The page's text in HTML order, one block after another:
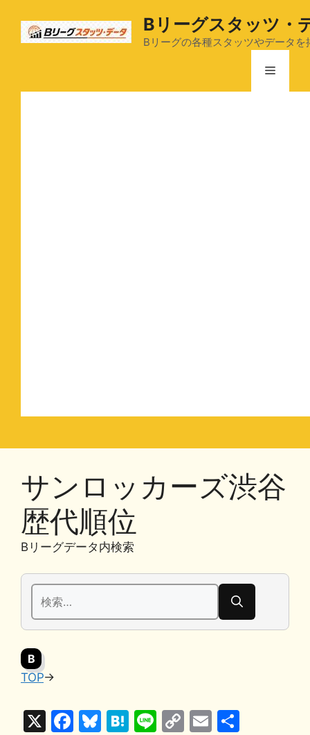
Bリーグスタッツ・
Bリーグの各種スタッツやデータを
メ
サンロッカーズ渋谷
歴代順位
Bリーグデータ内検索
検
索:
B
TOP→
X
F
Bl H
Li C
E